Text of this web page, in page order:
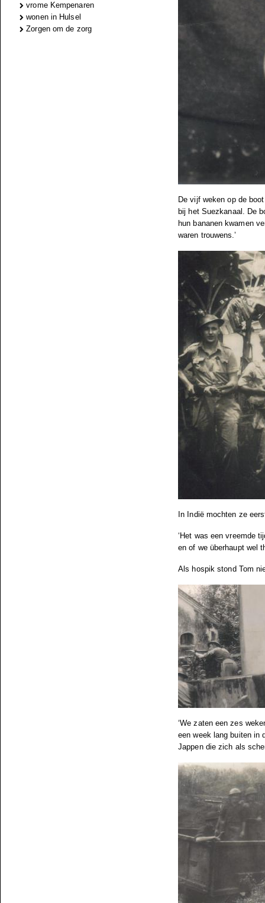
vrome Kempenaren
wonen in Hulsel
Zorgen om de zorg
De vijf weken op de
bij het Suezkanaal. De
hun bananen kwamen
waren trouwens.’
In Indië mochten ze
‘Het was een vreemde
en of we überhaupt wel
Als hospik stond Tom
‘We zaten een zes
een week lang buiten in
Jappen die zich als